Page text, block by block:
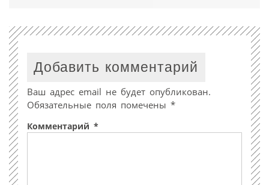
Добавить комментарий
Ваш адрес email не будет опубликован.
Обязательные поля помечены *
Комментарий *